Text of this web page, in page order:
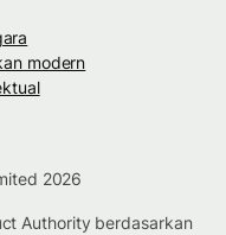
modern
2026
Authority berdasarkan